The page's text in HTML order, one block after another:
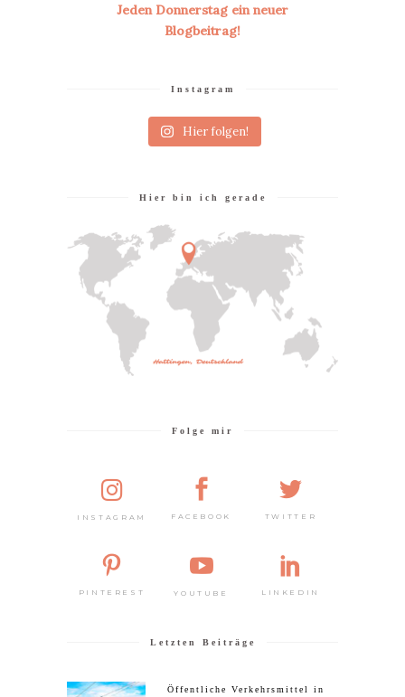
Jeden Donnerstag ein neuer
Blogbeitrag!
Instagram
Hier folgen!
Hier bin ich gerade
Folge mir
INSTAGRAM FACEBOOK TWITTER
PINTEREST YOUTUBE LINKEDIN
Letzten Beiträge
Öffentliche Verkehrsmittel in